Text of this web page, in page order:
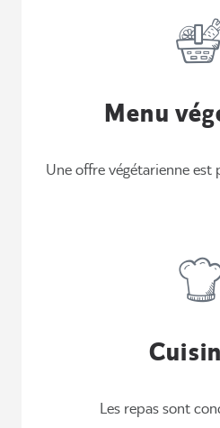
Menu
Une offre végétarienne est
Les repas sont